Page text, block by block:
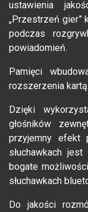
ustawienia
„Przestrzeń gier”
podczas
powiadomień.
Pamięci
rozszerzenia kartą.
Dzięki
głośników
przyjemny efekt
słuchawkach
bogate
słuchawkach
Do jakości